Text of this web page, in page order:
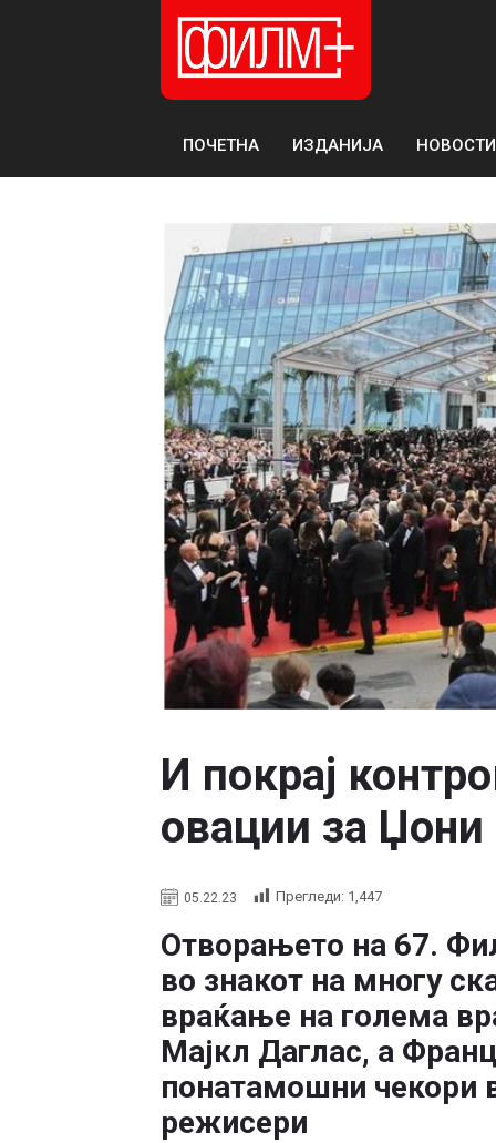
ПОЧЕТНА ИЗДАНИЈА НОВОСТИ
И покрај
овации за
05.22.23 Прегледи: 1,447
Отворањето на 67.
во знакот на многу
враќање на голема
Мајкл Даглас, а
понатамошни чекори
режисери